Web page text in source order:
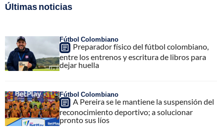
Últimas noticias
Fútbol Colombiano
Preparador físico del fútbol colombiano,
entre los entrenos y escritura de libros para
dejar huella
Fútbol Colombiano
A Pereira se le mantiene la suspensión del
reconocimiento deportivo; a solucionar
pronto sus líos